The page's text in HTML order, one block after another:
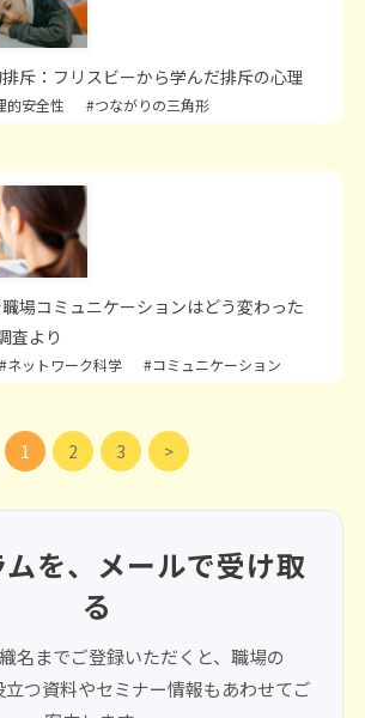
斥：フリスビーから学んだ排斥の心理
的安全性 #つながりの三角形
場コミュニケーションはどう変わった
査より
#ネットワーク科学 #コミュニケーション
1 2 3
を、メールで受け取
る
名までご登録いただくと、職場の
つ資料やセミナー情報もあわせてご